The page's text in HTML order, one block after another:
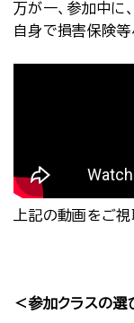
万が一、参加中に
自身で損害保険等
上記の動画をご視
＜参加クラスの選